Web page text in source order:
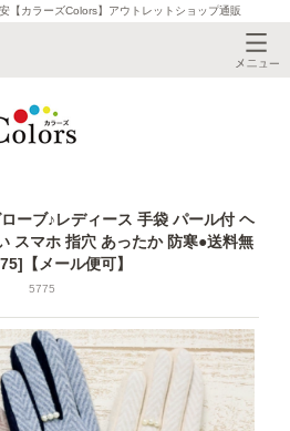
【カラーズColors】アウトレットショップ通販
ーブ♪レディース 手袋 パール付 ヘ
スマホ 指穴 あったか 防寒●送料無
【メール便可】
5775